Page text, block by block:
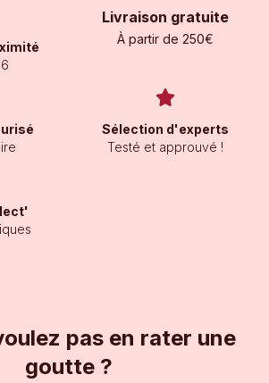
Livraison gratuite
À partir de 250€
Sélection d'experts
Testé et approuvé !
pas en rater une
goutte ?